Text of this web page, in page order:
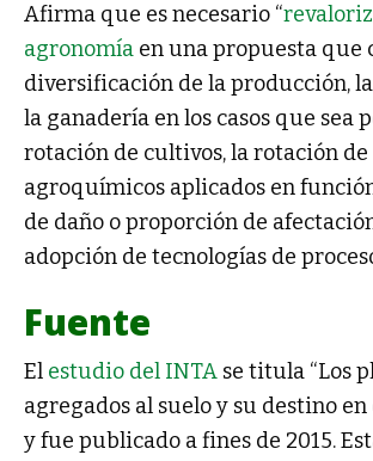
Afirma que es necesario “
agronomía en una propuesta que
diversificación de la producción,
la ganadería en los casos que sea
rotación de cultivos, la rotación de
agroquímicos aplicados en
de daño o proporción de
adopción de tecnologías de
Fuente
El estudio del INTA se titula “Los
agregados al suelo y su destino
y fue publicado a fines de 2015.